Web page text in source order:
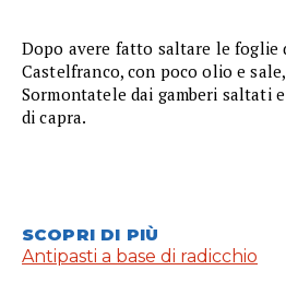
Dopo avere fatto saltare le foglie
Castelfranco, con poco olio e
Sormontatele dai gamberi saltati
di capra.
SCOPRI DI PIÙ
Antipasti a base di radicchio